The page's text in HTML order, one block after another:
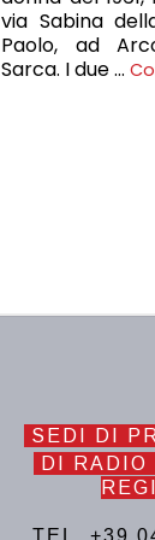
via Sabina
Paolo, ad
Sarca. I due …
SEDI DI
DI RADIO